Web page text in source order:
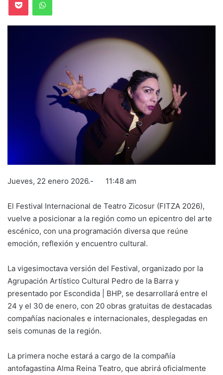
Jueves, 22 enero 2026.- 11:48 am
El Festival Internacional de Teatro Zicosur (FITZA 2026),
vuelve a posicionar a la región como un epicentro del arte
escénico, con una programación diversa que reúne
emoción, reflexión y encuentro cultural.
La vigesimoctava versión del Festival, organizado por la
Agrupación Artístico Cultural Pedro de la Barra y
presentado por Escondida | BHP, se desarrollará entre el
24 y el 30 de enero, con 20 obras gratuitas de destacadas
compañías nacionales e internacionales, desplegadas en
seis comunas de la región.
La primera noche estará a cargo de la compañía
antofagastina Alma Reina Teatro, que abrirá oficialmente